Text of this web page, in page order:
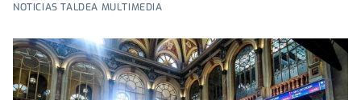
NOTICIAS TALDEA MULTIMEDIA